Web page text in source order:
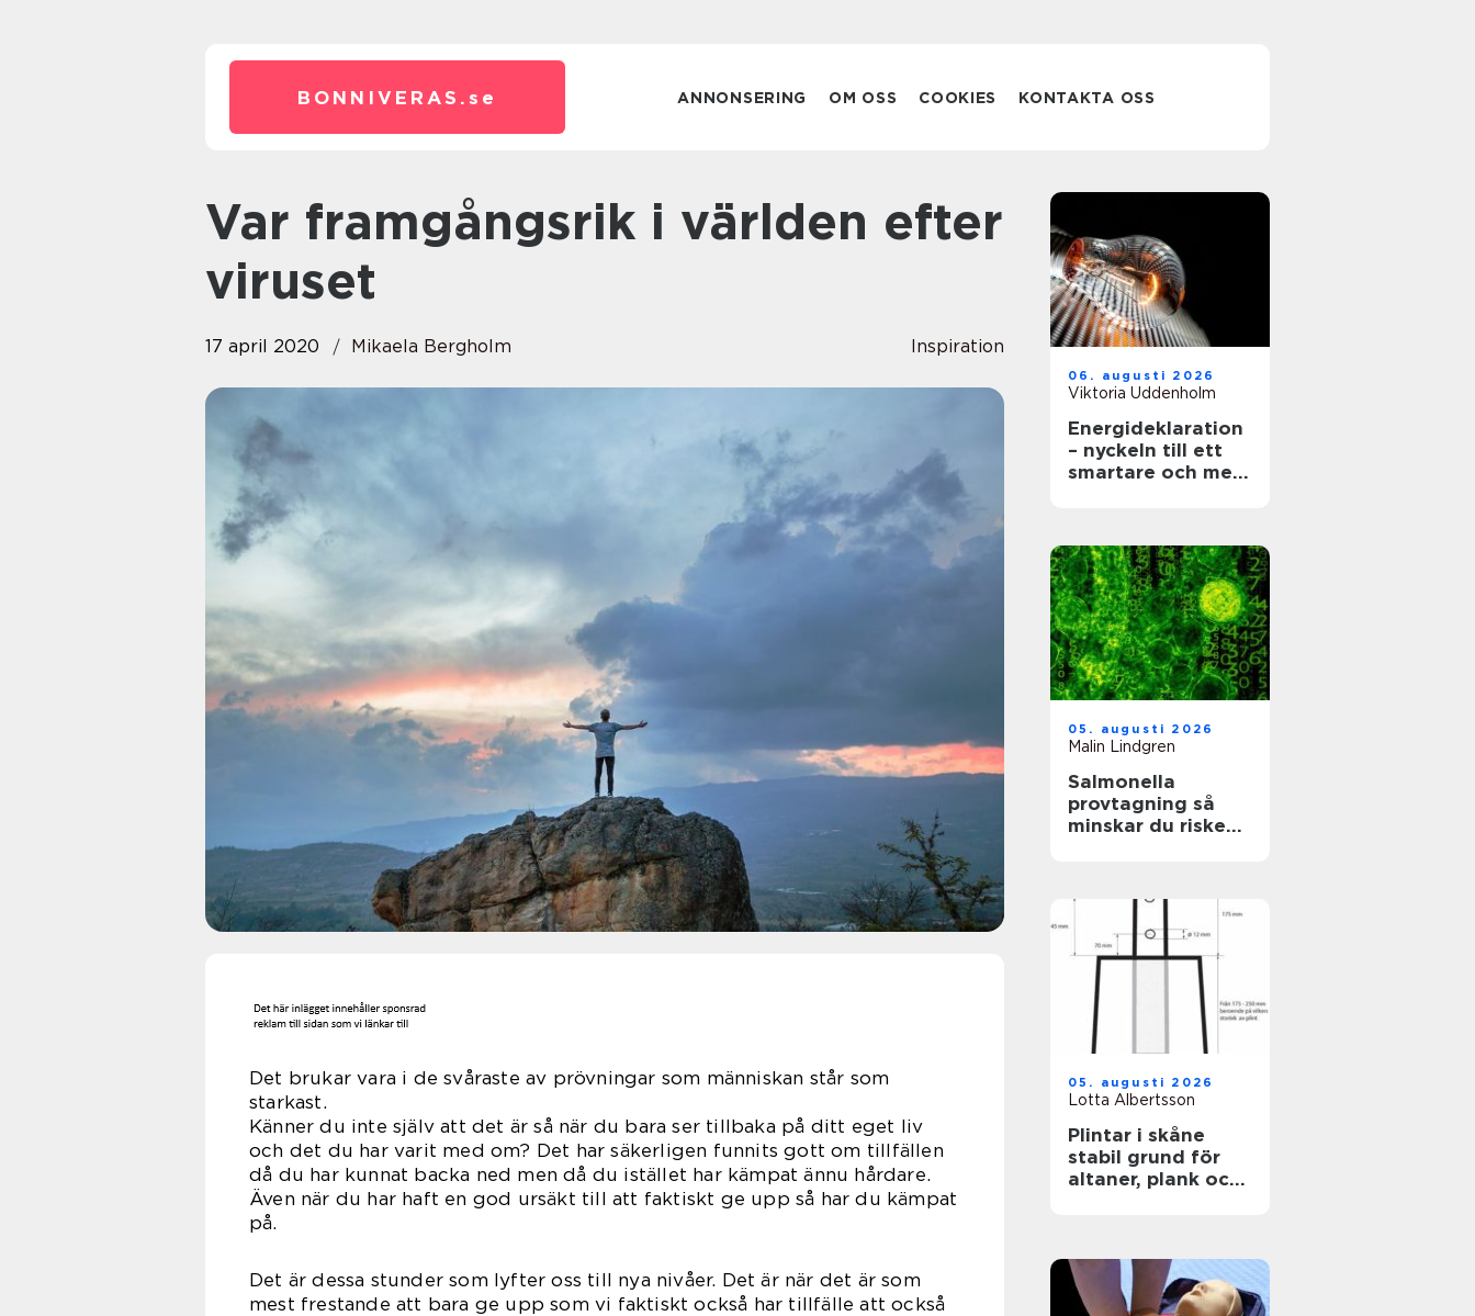
BONNIVERAS. se ANNONSERING OM OSS COOKIES KONTAKTA OSS
Var framgångsrik i världen efter
viruset
17 april 2020 Mikaela Bergholm Inspiration
Det brukar vara i de svåraste av prövningar som människan står som
starkast.
Känner du inte själv att det är så när du bara ser tillbaka på ditt eget liv
och det du har varit med om? Det har säkerligen funnits gott om tillfällen
då du har kunnat backa ned men då du istället har kämpat ännu hårdare.
Även när du har haft en god ursäkt till att faktiskt ge upp så har du kämpat
på.
Det är dessa stunder som lyfter oss till nya nivåer. Det är när det är som
mest frestande att bara ge upp som vi faktiskt också har tillfälle att också
06. augusti 2026
Viktoria Uddenholm
Energideklaration
– nyckeln till ett
smartare och mer
05. augusti 2026
Malin Lindgren
Salmonella
provtagning så
minskar du risken
05. augusti 2026
Lotta Albertsson
Plintar i skåne
stabil grund för
altaner, plank och